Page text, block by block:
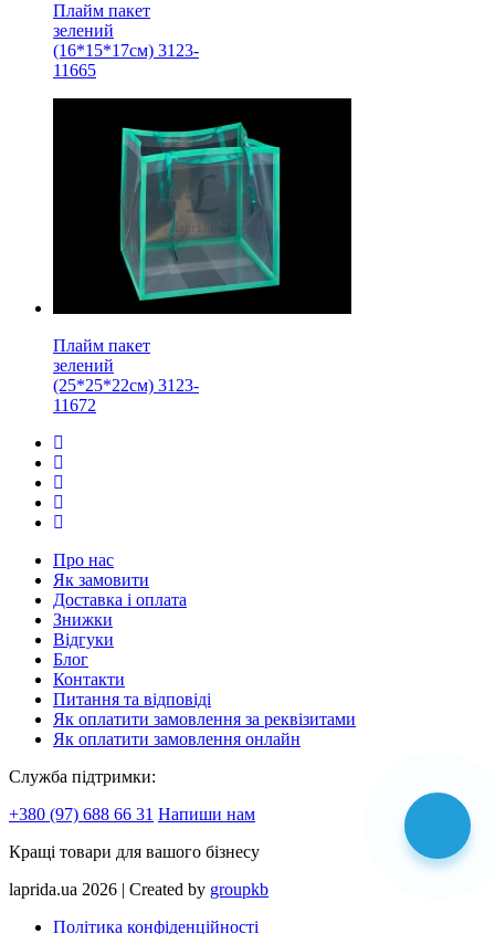
Плайм пакет
зелений
(16*15*17см) 3123-
11665
Плайм пакет
зелений
(25*25*22см) 3123-
11672
Про нас
Як замовити
Доставка і оплата
Знижки
Відгуки
Блог
Контакти
Питання та відповіді
Як оплатити замовлення за реквізитами
Як оплатити замовлення онлайн
Служба підтримки:
+380 (97) 688 66 31 Напиши нам
Кращі товари для вашого бізнесу
laprida.ua 2026 | Created by groupkb
Політика конфіденційності